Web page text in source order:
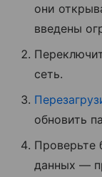
они
введены
сеть.
обновить
Проверьте
данных —